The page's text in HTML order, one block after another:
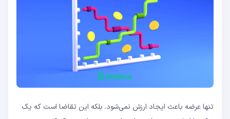
تنها عرضه باعث ایجاد ارزش نمی‌شود. بلکه این تقاضا است که یک